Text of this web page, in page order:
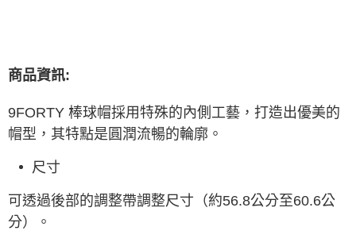
商品資訊:
9FORTY 棒球帽採用特殊的內側工藝，打造出優美的
帽型，其特點是圓潤流暢的輪廓。
尺寸
可透過後部的調整帶調整尺寸（約56.8公分至60.6公
分）。